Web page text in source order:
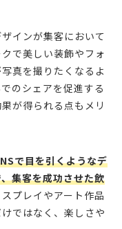
インが集客において
で美しい装飾やフォ
真を撮りたくなるよ
のシェアを促進する
が得られる点もメリ
で目を引くようなデ
集客を成功させた飲
プレイやアート作品
ではなく、楽しさや